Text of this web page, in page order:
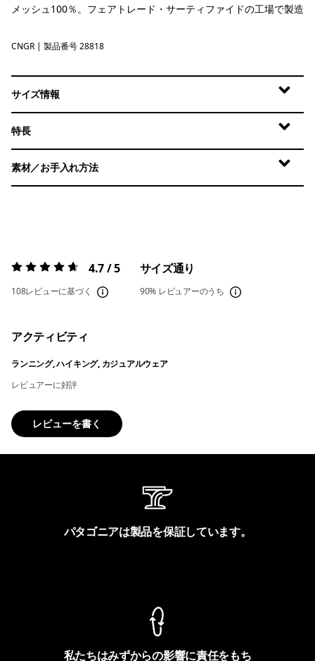
メッシュ100％。フェアトレード・サーティファイドの工場で製造
Canopy Green
CNGR | 製品番号 28818
サイズ情報
特長
素材／お手入れ方法
評価:4.7 / 5 4.7 / 5
108レビューに基づく
サイズ通り
90% レビュアーのうち
アクティビティ
ランニング, ハイキング, カジュアルウェア
レビュアーに好評
レビューを書く
パタゴニアは製品を保証しています。
私たちはみずからの影響に責任をもち